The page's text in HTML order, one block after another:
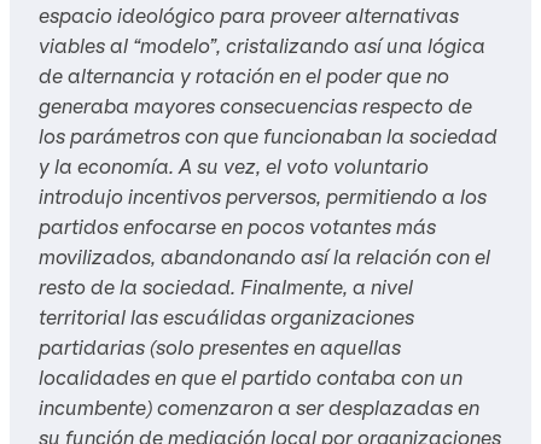
espacio ideológico para proveer alternativas
viables al “modelo”, cristalizando así una lógica
de alternancia y rotación en el poder que no
generaba mayores consecuencias respecto de
los parámetros con que funcionaban la sociedad
y la economía. A su vez, el voto voluntario
introdujo incentivos perversos, permitiendo a los
partidos enfocarse en pocos votantes más
movilizados, abandonando así la relación con el
resto de la sociedad. Finalmente, a nivel
territorial las escuálidas organizaciones
partidarias (solo presentes en aquellas
localidades en que el partido contaba con un
incumbente) comenzaron a ser desplazadas en
su función de mediación local por organizaciones